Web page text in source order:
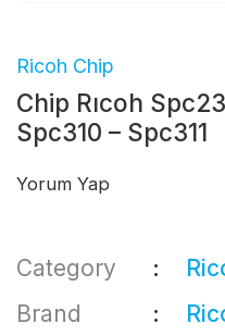
Ricoh Chip
Chip Rıcoh
Spc310 – Spc311
Yorum Yap
Category
Brand